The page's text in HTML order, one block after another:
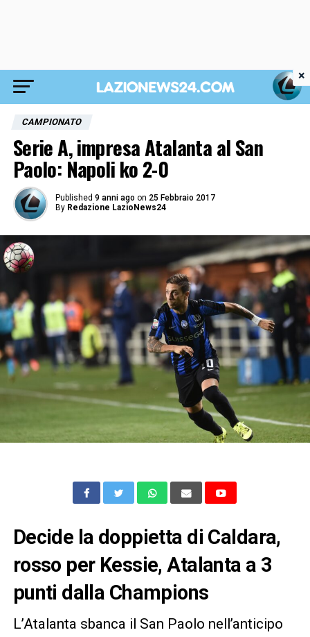
CAMPIONATO
Serie A, impresa Atalanta al San
Paolo: Napoli ko 2-0
Published 9 anni ago on 25 Febbraio 2017
By Redazione LazioNews24
Decide la doppietta di Caldara,
rosso per Kessie, Atalanta a 3
punti dalla Champions
L’Atalanta sbanca il San Paolo nell’anticipo
×